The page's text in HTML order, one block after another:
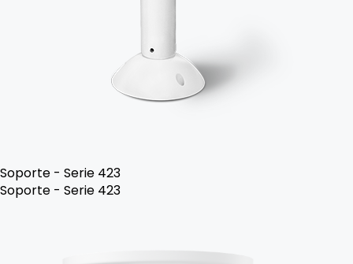
Soporte - Serie 423
Soporte - Serie 423